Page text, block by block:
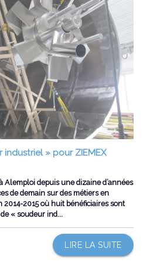
industriel » pour ZIEMEX
Alemploi depuis une dizaine d’années
de demain sur des métiers en
2014-2015 où huit bénéficiaires sont
« soudeur ind...
LIRE LA SUITE